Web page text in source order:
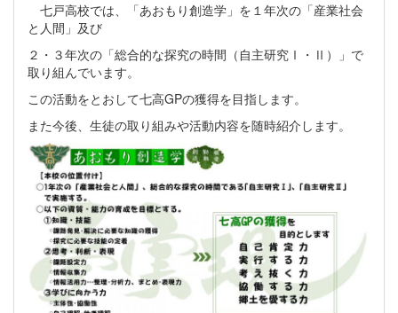
七戸高校では、「あおもり創造学」を１年次の「産業社会
と人間」及び
２・３年次の「総合的な探究の時間（自主研究Ⅰ・Ⅱ）」で
取り組んでいます。
この活動をとおして七高GPの獲得を目指します。
また今後、生徒の取り組みや活動内容を随時紹介します。